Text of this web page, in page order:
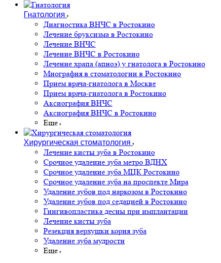
Гнатология
Диагностика ВНЧС в Ростокино
Лечение бруксизма в Ростокино
Лечение ВНЧС
Лечение ВНЧС в Ростокино
Лечение храпа (апноэ) у гнатолога в Ростокино
Миография в стоматологии в Ростокино
Прием врача-гнатолога в Москве
Прием врача-гнатолога в Ростокино
Аксиография ВНЧС
Аксиография ВНЧС в Ростокино
Еще
Хирургическая стоматология
Лечение кисты зуба в Ростокино
Срочное удаление зуба метро ВДНХ
Срочное удаление зуба МЦК Ростокино
Срочное удаление зуба на проспекте Мира
Удаление зубов под наркозом в Ростокино
Удаление зубов под седацией в Ростокино
Гингивопластика десны при имплантации
Лечение кисты зуба
Резекция верхушки корня зуба
Удаление зуба мудрости
Еще